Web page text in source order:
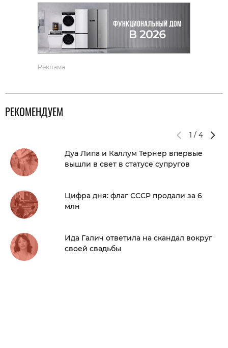
Реклама
РЕКОМЕНДУЕМ
1 / 4
Дуа Липа и Каллум Тернер впервые
вышли в свет в статусе супругов
Цифра дня: флаг СССР продали за 6
млн
Ида Галич ответила на скандал вокруг
своей свадьбы